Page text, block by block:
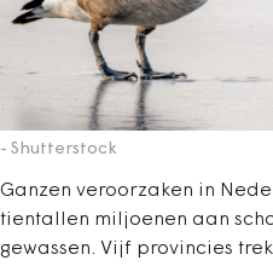
- Shutterstock
Ganzen veroorzaken in
tientallen miljoenen aan
gewassen. Vijf provincies